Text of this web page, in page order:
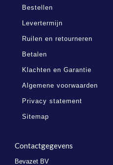
Bestellen
Levertermijn
Ruilen en retourneren
Betalen
Klachten en Garantie
Algemene voorwaarden
Privacy statement
Sitemap
Contactgegevens
Bevazet BV